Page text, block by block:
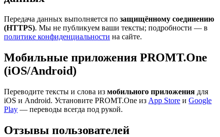
Передача данных выполняется по защищённому соединению
(HTTPS). Мы не публикуем ваши тексты; подробности — в
политике конфиденциальности на сайте.
Мобильные приложения PROMT.One
(iOS/Android)
Переводите тексты и слова из мобильного приложения для
iOS и Android. Установите PROMT.One из App Store и Google
Play — переводы всегда под рукой.
Отзывы пользователей